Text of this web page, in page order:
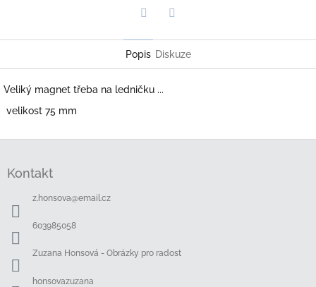
Popis Diskuze
Veliký magnet třeba na ledničku ...
velikost 75 mm
Kontakt
z.honsova@email.cz
603985058
Zuzana Honsová - Obrázky pro radost
honsovazuzana